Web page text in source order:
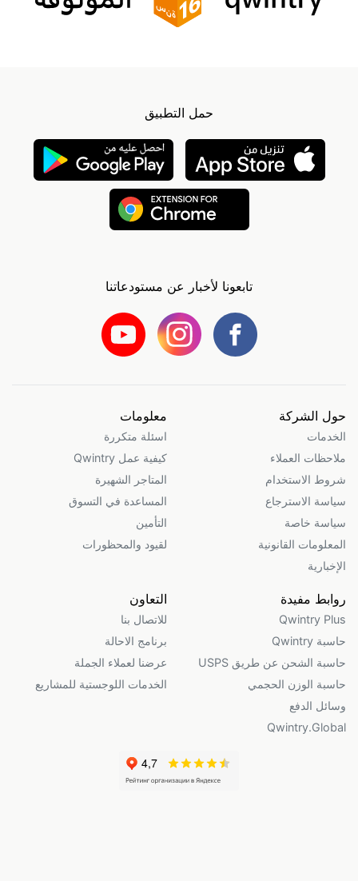
حمل التطبيق
تابعونا لأخبار عن مستودعاتنا
حول الشركة
الخدمات
ملاحظات العملاء
شروط الاستخدام
سياسة الاسترجاع
سياسة خاصة
المعلومات القانونية
الإخبارية
معلومات
اسئلة متكررة
كيفية عمل Qwintry
المتاجر الشهيرة
المساعدة في التسوق
التأمين
لقيود والمحظورات
روابط مفيدة
Qwintry Plus
حاسبة Qwintry
حاسبة الشحن عن طريق USPS
حاسبة الوزن الحجمي
وسائل الدفع
Qwintry.Global
التعاون
للاتصال بنا
برنامج الاحالة
عرضنا لعملاء الجملة
الخدمات اللوجستية للمشاريع